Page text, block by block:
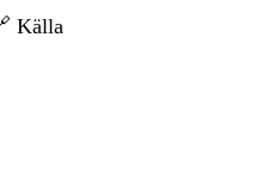
Källa